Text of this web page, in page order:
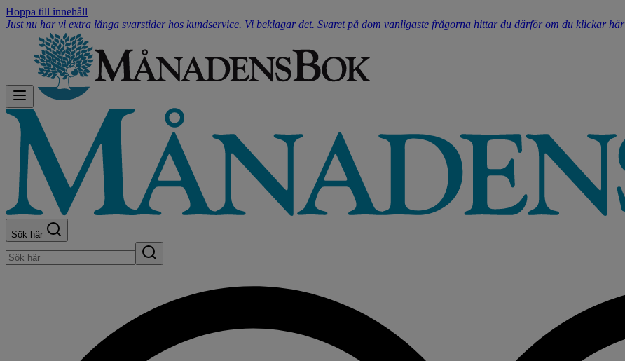
Hoppa till innehåll
Just nu har vi extra långa svarstider hos kundservice. Vi beklagar det. Svaret på dom vanligaste frågorna hittar du därför om du klickar här
Sök här